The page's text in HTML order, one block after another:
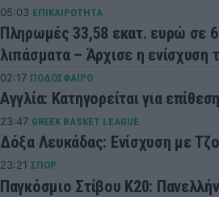
05:03 ΕΠΙΚΑΙΡΟΤΗΤΑ
Πληρωμές 33,58 εκατ. ευρώ σε
λιπάσματα – Άρχισε η ενίσχυση
02:17 ΠΟΔΟΣΦΑΙΡΟ
Αγγλία: Κατηγορείται για
23:47 GREEK BASKET LEAGUE
Δόξα Λευκάδας: Ενίσχυση με
23:21 ΣΠΟΡ
Παγκόσμιο Στίβου Κ20: